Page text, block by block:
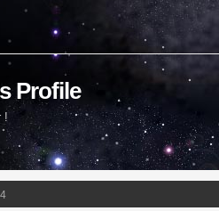
Profile
!